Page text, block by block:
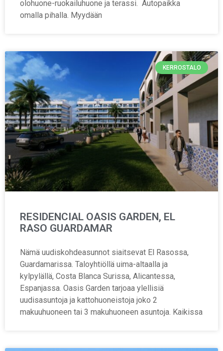
olohuone-ruokailuhuone ja terassi. Autopaikka
omalla pihalla. Myydään
KERROSTALO
RESIDENCIAL OASIS GARDEN, EL
RASO GUARDAMAR
Nämä uudiskohdeasunnot siaitsevat El Rasossa,
Guardamarissa. Taloyhtiöllä uima-altaalla ja
kylpylällä, Costa Blanca Surissa, Alicantessa,
Espanjassa. Oasis Garden tarjoaa ylellisiä
uudisasuntoja ja kattohuoneistoja joko 2
makuuhuoneen tai 3 makuhuoneen asuntoja. Kaikissa